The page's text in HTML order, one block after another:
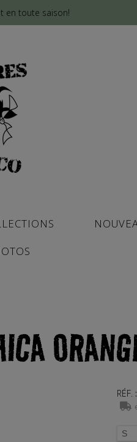
en toute saison!
RÉF. :